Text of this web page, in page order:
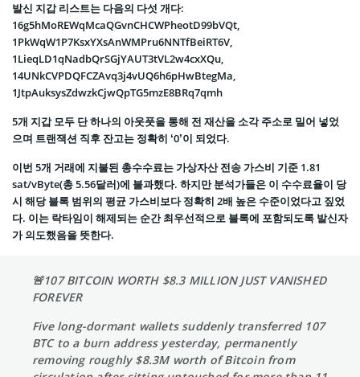
발신 지갑 리스트는 다음의 다섯 개다:
16g5hMoREWqMcaQGvnCHCWPheotD99bVQt,
1PkWqW1P7KsxYXsAnWMPru6NNTfBeiRT6V,
1LieqLD1qNadbQrSGjYAUT3tVL2w4cxXQu,
14UNkCVPDQFCZAvq3j4vUQ6h6pHwBtegMa,
1JtpAuksysZdwzkCjwQpTG5mzE8BRq7qmh
5개 지갑 모두 단 하나의 아웃풋을 통해 전 재산을 소각 주소로 밀어 넣었
으며 트랜잭션 직후 잔고는 정확히 ‘0’이 되었다.
이번 5개 거래에 지불된 총수수료는 가상자산 전송 가스비 기준 1.81
sat/vByte(총 5.56달러)에 불과했다. 하지만 분석가들은 이 수수료율이 당
시 해당 블록 범위의 평균 가스비보다 정확히 2배 높은 수준이었다고 짚었
다. 이는 락타임이 해제되는 순간 최우선적으로 블록에 포함되도록 발신자
가 의도했음을 뜻한다.
🚨107 BITCOIN WORTH $8.3 MILLION JUST VANISHED
FOREVER
Five long-dormant wallets suddenly transferred 107
BTC to a burn address yesterday, permanently
removing roughly $8.3M worth of Bitcoin from